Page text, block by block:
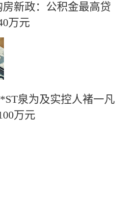
新政：公积金最高贷
万元
泉为及实控人褚一凡
万元